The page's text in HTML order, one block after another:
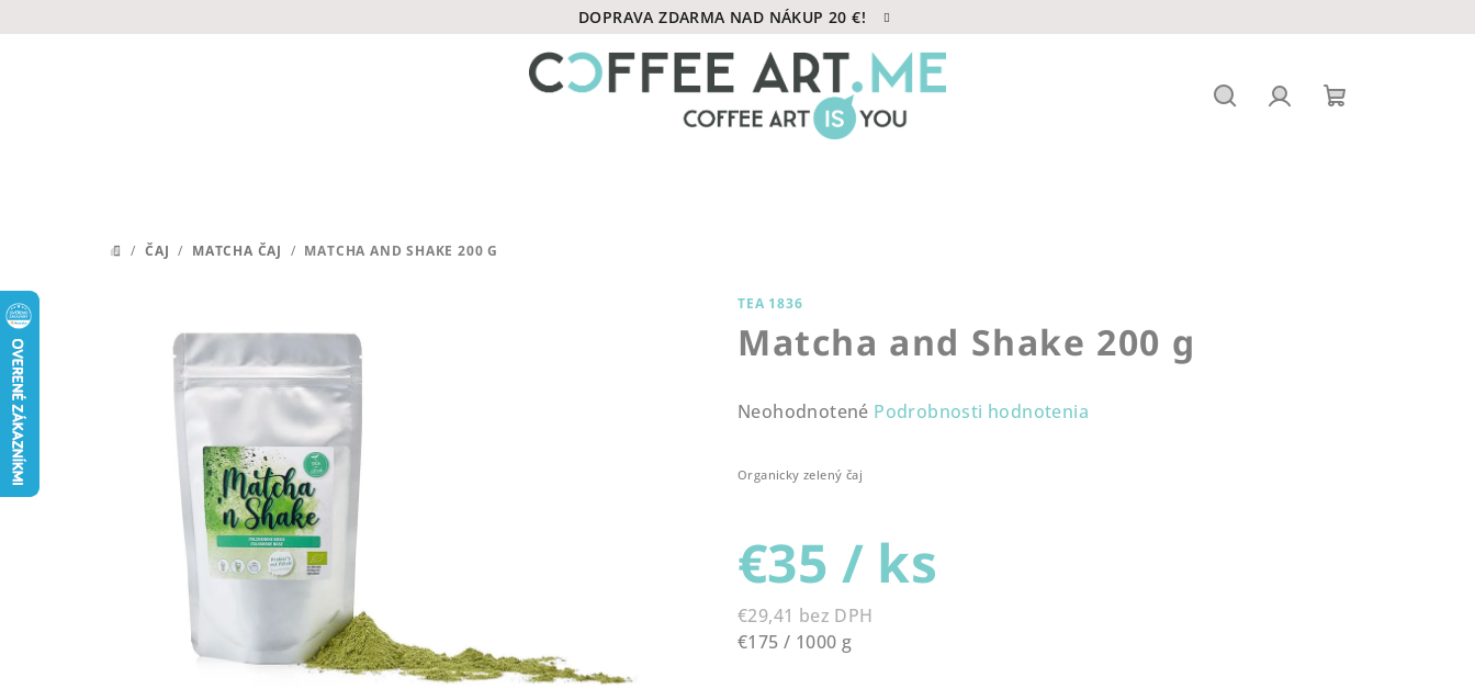
na
DOPRAVA ZDARMA NAD NÁKUP 20 €!
DOMOV
/ ČAJ / MATCHA ČAJ / MATCHA AND SHAKE 200 G
TEA 1836
Matcha and Shake 200 g
Priemerné
5
Neohodnotené Podrobnosti hodnotenia
Organicky zelený čaj
€35 / ks
€29,41 bez DPH
Jednotková
€175 / 1000 g